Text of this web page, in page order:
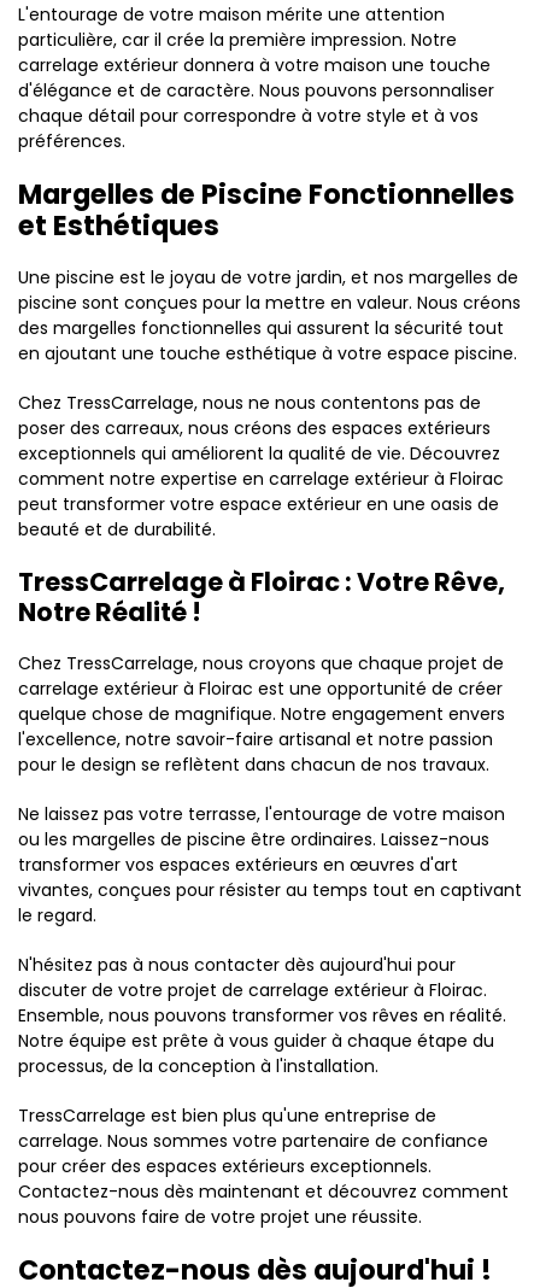
L'entourage de votre maison mérite une attention
particulière, car il crée la première impression. Notre
carrelage extérieur donnera à votre maison une touche
d'élégance et de caractère. Nous pouvons personnaliser
chaque détail pour correspondre à votre style et à vos
préférences.
Margelles de Piscine Fonctionnelles
et Esthétiques
Une piscine est le joyau de votre jardin, et nos margelles de
piscine sont conçues pour la mettre en valeur. Nous créons
des margelles fonctionnelles qui assurent la sécurité tout
en ajoutant une touche esthétique à votre espace piscine.
Chez TressCarrelage, nous ne nous contentons pas de
poser des carreaux, nous créons des espaces extérieurs
exceptionnels qui améliorent la qualité de vie. Découvrez
comment notre expertise en carrelage extérieur à Floirac
peut transformer votre espace extérieur en une oasis de
beauté et de durabilité.
TressCarrelage à Floirac : Votre Rêve,
Notre Réalité !
Chez TressCarrelage, nous croyons que chaque projet de
carrelage extérieur à Floirac est une opportunité de créer
quelque chose de magnifique. Notre engagement envers
l'excellence, notre savoir-faire artisanal et notre passion
pour le design se reflètent dans chacun de nos travaux.
Ne laissez pas votre terrasse, l'entourage de votre maison
ou les margelles de piscine être ordinaires. Laissez-nous
transformer vos espaces extérieurs en œuvres d'art
vivantes, conçues pour résister au temps tout en captivant
le regard.
N'hésitez pas à nous contacter dès aujourd'hui pour
discuter de votre projet de carrelage extérieur à Floirac.
Ensemble, nous pouvons transformer vos rêves en réalité.
Notre équipe est prête à vous guider à chaque étape du
processus, de la conception à l'installation.
TressCarrelage est bien plus qu'une entreprise de
carrelage. Nous sommes votre partenaire de confiance
pour créer des espaces extérieurs exceptionnels.
Contactez-nous dès maintenant et découvrez comment
nous pouvons faire de votre projet une réussite.
Contactez-nous dès aujourd'hui !